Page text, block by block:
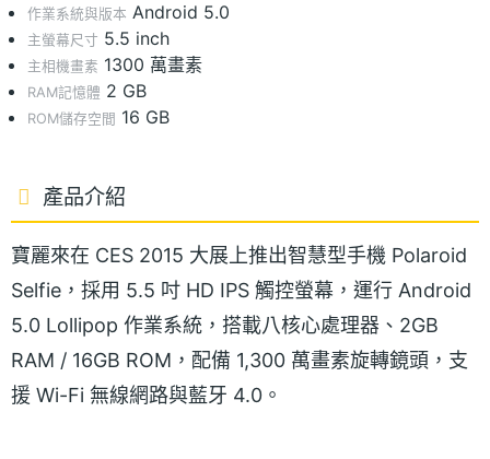
作業系統與版本 Android 5.0
主螢幕尺寸 5.5 inch
主相機畫素 1300 萬畫素
RAM記憶體 2 GB
ROM儲存空間 16 GB
產品介紹
寶麗來在 CES 2015 大展上推出智慧型手機 Polaroid
Selfie，採用 5.5 吋 HD IPS 觸控螢幕，運行 Android
5.0 Lollipop 作業系統，搭載八核心處理器、2GB
RAM / 16GB ROM，配備 1,300 萬畫素旋轉鏡頭，支
援 Wi-Fi 無線網路與藍牙 4.0。